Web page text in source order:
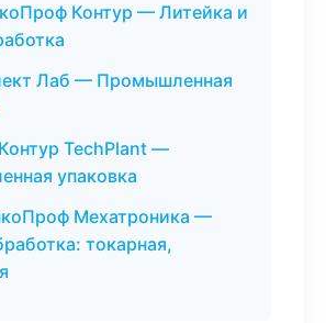
Контур — Литейка и
Лаб — Промышленная
TechPlant —
упаковка
Мехатроника —
токарная,